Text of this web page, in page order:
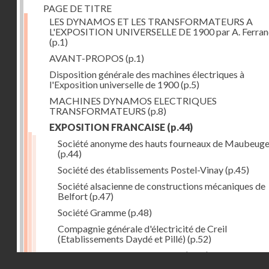
PAGE DE TITRE
LES DYNAMOS ET LES TRANSFORMATEURS A
L'EXPOSITION UNIVERSELLE DE 1900 par A.
(p.1)
AVANT-PROPOS (p.1)
Disposition générale des machines électriques à
l'Exposition universelle de 1900(p.5)
MACHINES DYNAMOS ELECTRIQUES
TRANSFORMATEURS (p.8)
EXPOSITION FRANCAISE (p.44)
Société anonyme des hauts fourneaux de Maubeuge
(p.44)
Société des établissements Postel-Vinay(p.45)
Société alsacienne de constructions mécaniques de
Belfort(p.47)
Société Gramme(p.48)
Compagnie générale d'électricité de Creil
(Etablissements Daydé et Pillé) (p.52)
Compagnie générale de Nancy(p.52)